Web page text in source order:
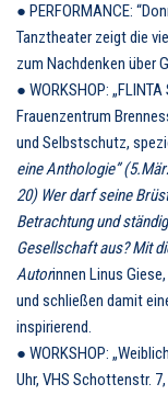
● PERFORMANCE:
Tanztheater zeigt die
zum Nachdenken über
● WORKSHOP:
Frauenzentrum
und Selbstschutz,
eine Anthologie”
20) Wer darf seine
Betrachtung und
Gesellschaft aus? Mit
Autorinnen Linus
und schließen damit
inspirierend.
● WORKSHOP:
Uhr, VHS Schottenstr.